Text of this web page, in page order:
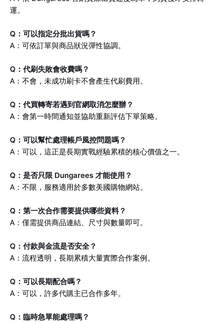
運。
Q：可以指定分批出貨嗎？
A：可依訂單與商品狀況彈性協調。
Q：代刷失敗會收費嗎？
A：不會，未成功刷卡不會產生代刷費用。
Q：代買轉寄若遇到官網取消怎麼辦？
A：會第一時間通知並協助重新評估下單策略。
Q：可以幫忙處理帳戶風控問題嗎？
A：可以，這正是長期實戰經驗累積的核心價值之一。
Q：是否只限 Dungarees 才能使用？
A：不限，服務適用於多數美國購物網站。
Q：第一次合作需要提供哪些資料？
A：僅需提供商品連結、尺寸與數量即可。
Q：付款與金流是否安全？
A：流程透明，長期累積大量實際合作案例。
Q：可以長期配合嗎？
A：可以，許多代購主已合作多年。
Q：臨時急單能處理嗎？